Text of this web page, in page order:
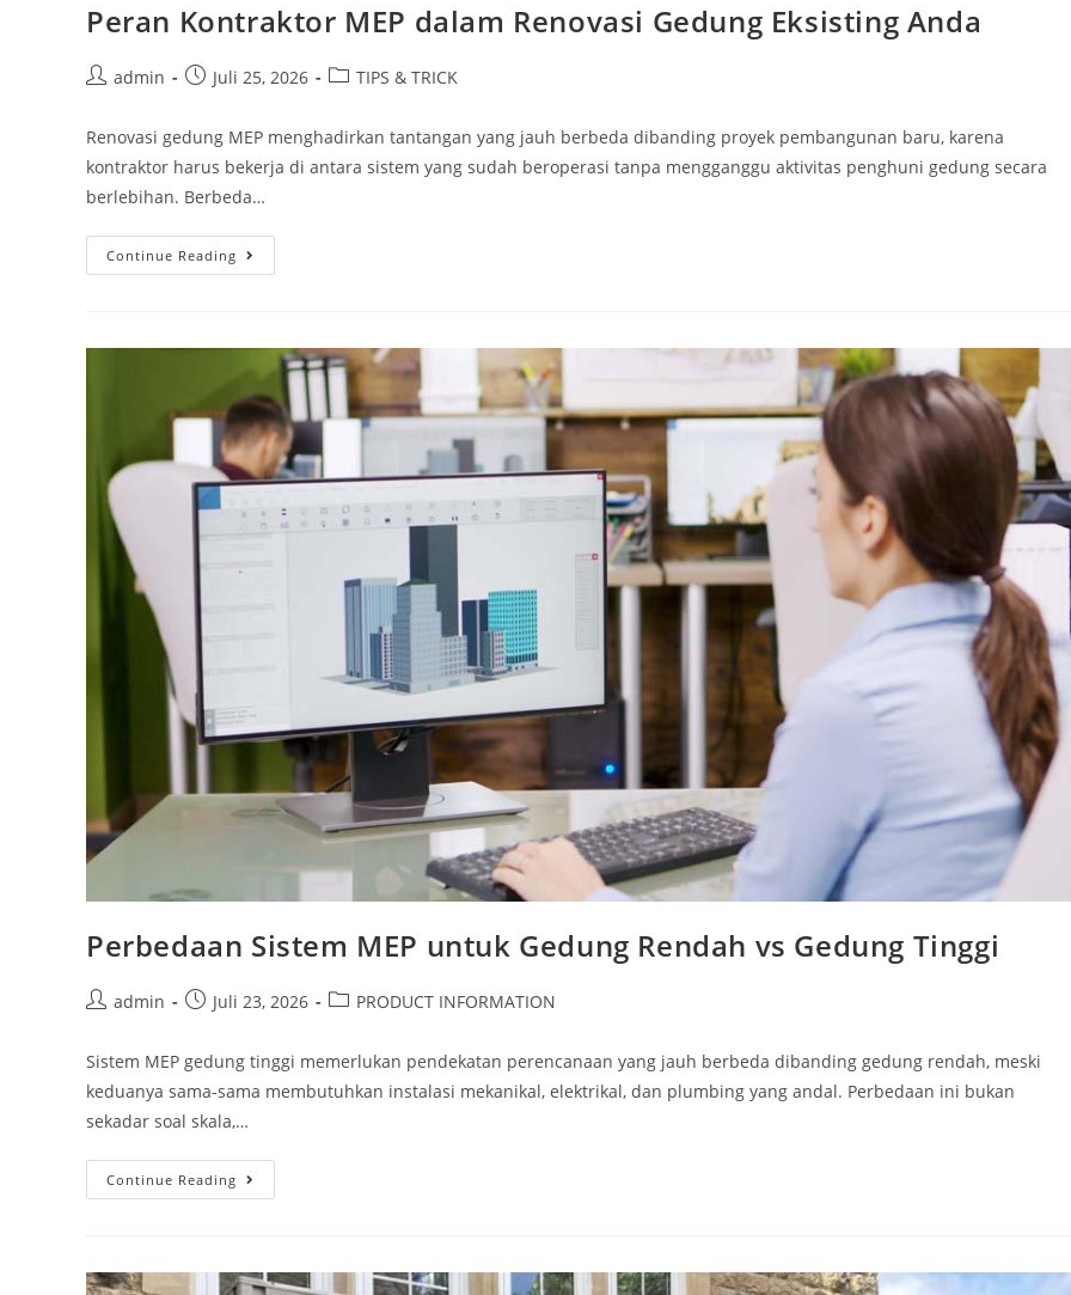
Peran Kontraktor MEP dalam Renovasi Gedung Eksisting Anda
admin Juli 25, 2026 TIPS & TRICK
Renovasi gedung MEP menghadirkan tantangan yang jauh berbeda dibanding proyek pembangunan baru, karena
kontraktor harus bekerja di antara sistem yang sudah beroperasi tanpa mengganggu aktivitas penghuni gedung secara
berlebihan. Berbeda…
Continue Reading
Perbedaan Sistem MEP untuk Gedung Rendah vs Gedung Tinggi
admin Juli 23, 2026 PRODUCT INFORMATION
Sistem MEP gedung tinggi memerlukan pendekatan perencanaan yang jauh berbeda dibanding gedung rendah, meski
keduanya sama-sama membutuhkan instalasi mekanikal, elektrikal, dan plumbing yang andal. Perbedaan ini bukan
sekadar soal skala,…
Continue Reading